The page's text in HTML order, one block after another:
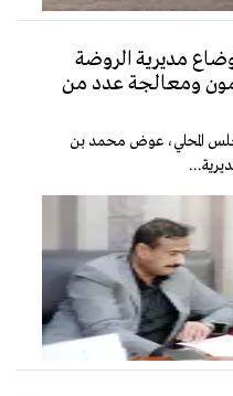
مديرية الروضة
ومعالجة عدد من
المحلي، عوض محمد بن